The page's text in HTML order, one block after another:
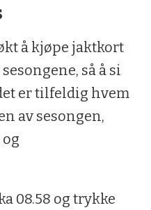
å kjøpe jaktkort
så å si
er tilfeldig hvem
av sesongen,
08.58 og trykke